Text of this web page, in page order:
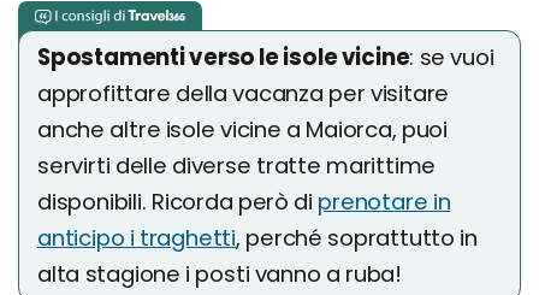
Spostamenti verso le isole vicine: se vuoi
approfittare della vacanza per visitare
anche altre isole vicine a Maiorca, puoi
servirti delle diverse tratte marittime
disponibili. Ricorda però di prenotare in
anticipo i traghetti, perché soprattutto in
alta stagione i posti vanno a ruba!